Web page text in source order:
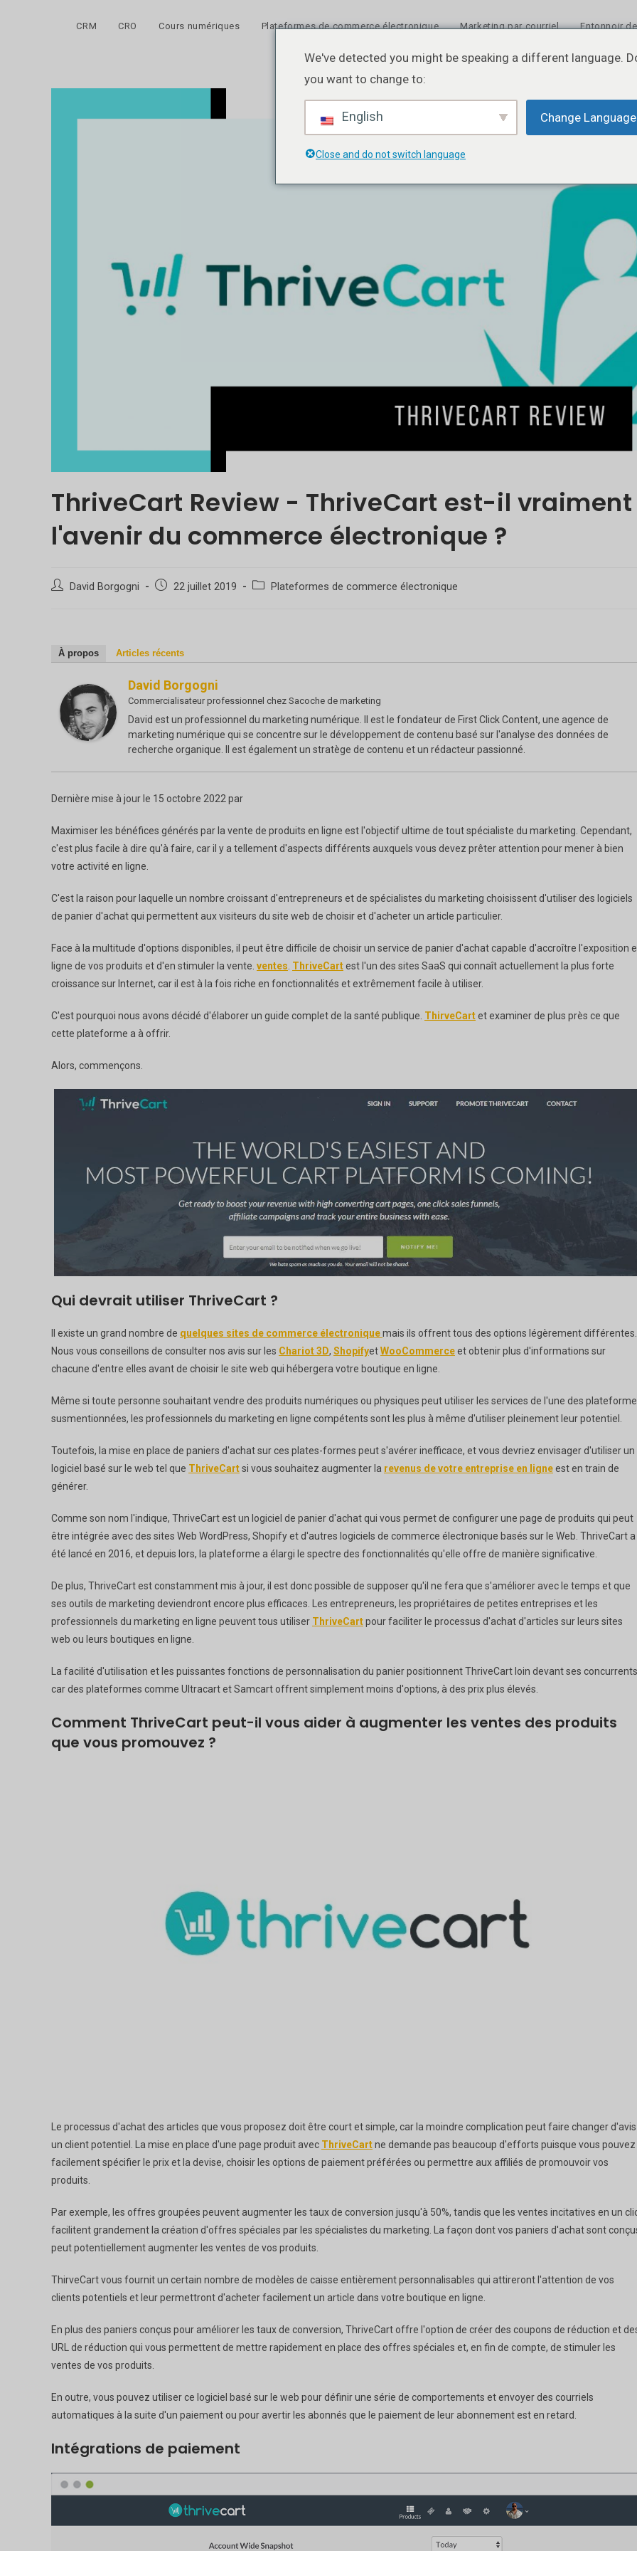
CRM CRO Cours numériques Plateformes de commerce électronique Marketing par courriel Entonnoir
ThriveCart Review - ThriveCart est-il vraiment
l'avenir du commerce électronique ?
Auteur/autrice
David Borgogni
Poste22 juillet 2019
Catégorie
Plateformes de commerce électronique
À propos Articles récents
David Borgogni
Commercialisateur professionnel chez Sacoche de marketing
David est un professionnel du marketing numérique. Il est le fondateur de First Click Content, une agence de
marketing numérique qui se concentre sur le développement de contenu basé sur l'analyse des données de
recherche organique. Il est également un stratège de contenu et un rédacteur passionné.
Dernière mise à jour le 15 octobre 2022 par
Maximiser les bénéfices générés par la vente de produits en ligne est l'objectif ultime de tout spécialiste du marketing. Cependant,
c'est plus facile à dire qu'à faire, car il y a tellement d'aspects différents auxquels vous devez prêter attention pour mener à bien
votre activité en ligne.
C'est la raison pour laquelle un nombre croissant d'entrepreneurs et de spécialistes du marketing choisissent d'utiliser des logiciels
de panier d'achat qui permettent aux visiteurs du site web de choisir et d'acheter un article particulier.
Face à la multitude d'options disponibles, il peut être difficile de choisir un service de panier d'achat capable d'accroître l'exposition
ligne de vos produits et d'en stimuler la vente. ventes ThriveCartest l'un des sites SaaS qui connaît actuellement la plus forte
croissance sur Internet, car il est à la fois riche en fonctionnalités et extrêmement facile à utiliser.
C'est pourquoi nous avons décidé d'élaborer un guide complet de la santé publique. ThirveCartet examiner de plus près ce que
cette plateforme a à offrir.
Alors, commençons.
Qui devrait utiliser ThriveCart ?
Il existe un grand nombre de quelques sites de commerce électroniquemais ils offrent tous des options légèrement différentes.
Nous vous conseillons de consulter nos avis sur les Chariot 3D, ShopifyetWooCommerceet obtenir plus d'informations sur
chacune d'entre elles avant de choisir le site web qui hébergera votre boutique en ligne.
Même si toute personne souhaitant vendre des produits numériques ou physiques peut utiliser les services de l'une des
susmentionnées, les professionnels du marketing en ligne compétents sont les plus à même d'utiliser pleinement leur potentiel.
Toutefois, la mise en place de paniers d'achat sur ces plates-formes peut s'avérer inefficace, et vous devriez envisager d'utiliser un
logiciel basé sur le web tel que ThriveCartsi vous souhaitez augmenter la revenus de votre entreprise en ligneest en train de
générer.
Comme son nom l'indique, ThriveCart est un logiciel de panier d'achat qui vous permet de configurer une page de produits qui peut
être intégrée avec des sites Web WordPress, Shopify et d'autres logiciels de commerce électronique basés sur le Web. ThriveCart a
été lancé en 2016, et depuis lors, la plateforme a élargi le spectre des fonctionnalités qu'elle offre de manière significative.
De plus, ThriveCart est constamment mis à jour, il est donc possible de supposer qu'il ne fera que s'améliorer avec le temps et que
ses outils de marketing deviendront encore plus efficaces. Les entrepreneurs, les propriétaires de petites entreprises et les
professionnels du marketing en ligne peuvent tous utiliser ThriveCartpour faciliter le processus d'achat d'articles sur leurs sites
web ou leurs boutiques en ligne.
La facilité d'utilisation et les puissantes fonctions de personnalisation du panier positionnent ThriveCart loin devant ses
car des plateformes comme Ultracart et Samcart offrent simplement moins d'options, à des prix plus élevés.
Comment ThriveCart peut-il vous aider à augmenter les ventes des produits
que vous promouvez ?
Le processus d'achat des articles que vous proposez doit être court et simple, car la moindre complication peut faire changer d'avis
un client potentiel. La mise en place d'une page produit avec ThriveCartne demande pas beaucoup d'efforts puisque vous pouvez
facilement spécifier le prix et la devise, choisir les options de paiement préférées ou permettre aux affiliés de promouvoir vos
produits.
Par exemple, les offres groupées peuvent augmenter les taux de conversion jusqu'à 50%, tandis que les ventes incitatives en un
facilitent grandement la création d'offres spéciales par les spécialistes du marketing. La façon dont vos paniers d'achat sont
peut potentiellement augmenter les ventes de vos produits.
ThirveCart vous fournit un certain nombre de modèles de caisse entièrement personnalisables qui attireront l'attention de vos
clients potentiels et leur permettront d'acheter facilement un article dans votre boutique en ligne.
En plus des paniers conçus pour améliorer les taux de conversion, ThriveCart offre l'option de créer des coupons de réduction et
URL de réduction qui vous permettent de mettre rapidement en place des offres spéciales et, en fin de compte, de stimuler les
ventes de vos produits.
En outre, vous pouvez utiliser ce logiciel basé sur le web pour définir une série de comportements et envoyer des courriels
automatiques à la suite d'un paiement ou pour avertir les abonnés que le paiement de leur abonnement est en retard.
Intégrations de paiement
We've detected you might be speaking a different language.
you want to change to:
English Change Language
Close and do not switch language